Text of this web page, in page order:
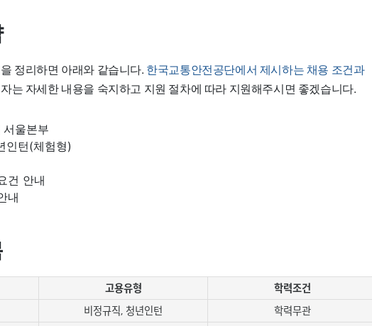
정리하면 아래와 같습니다. 한국교통안전공단에서 제시하는 채용 조건과
는 자세한 내용을 숙지하고 지원 절차에 따라 지원해주시면 좋겠습니다.
울본부
인턴(체험형)
건 안내
내
고용유형
학력조건
비정규직, 청년인턴
학력무관